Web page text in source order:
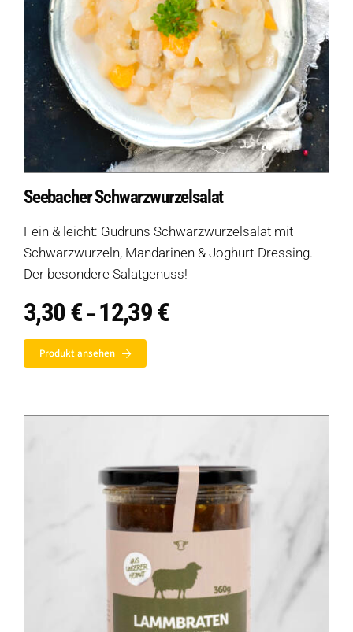
Seebacher Schwarzwurzelsalat
Fein & leicht: Gudruns Schwarzwurzelsalat mit
Schwarzwurzeln, Mandarinen & Joghurt-Dressing.
Der besondere Salatgenuss!
3,30€ – 12,39€Preisspanne:
3,30 €
Produkt ansehen